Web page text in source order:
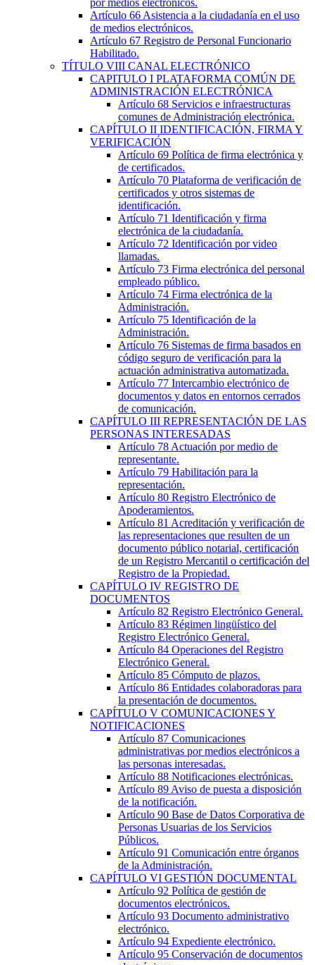
Artículo 66 Asistencia a la ciudadanía en el uso
de medios electrónicos.
Artículo 67 Registro de Personal Funcionario
Habilitado.
TÍTULO VIII CANAL ELECTRÓNICO
CAPITULO I PLATAFORMA COMÚN DE
ADMINISTRACIÓN ELECTRÓNICA
Artículo 68 Servicios e infraestructuras
comunes de Administración electrónica.
CAPÍTULO II IDENTIFICACIÓN, FIRMA Y
VERIFICACIÓN
Artículo 69 Política de firma electrónica y
de certificados.
Artículo 70 Plataforma de verificación de
certificados y otros sistemas de
identificación.
Artículo 71 Identificación y firma
electrónica de la ciudadanía.
Artículo 72 Identificación por video
llamadas.
Artículo 73 Firma electrónica del personal
empleado público.
Artículo 74 Firma electrónica de la
Administración.
Artículo 75 Identificación de la
Administración.
Artículo 76 Sistemas de firma basados en
código seguro de verificación para la
actuación administrativa automatizada.
Artículo 77 Intercambio electrónico de
documentos y datos en entornos cerrados
de comunicación.
CAPÍTULO III REPRESENTACIÓN DE LAS
PERSONAS INTERESADAS
Artículo 78 Actuación por medio de
representante.
Artículo 79 Habilitación para la
representación.
Artículo 80 Registro Electrónico de
Apoderamientos.
Artículo 81 Acreditación y verificación de
las representaciones que resulten de un
documento público notarial, certificación
de un Registro Mercantil o certificación del
Registro de la Propiedad.
CAPÍTULO IV REGISTRO DE
DOCUMENTOS
Artículo 82 Registro Electrónico General.
Artículo 83 Régimen lingüístico del
Registro Electrónico General.
Artículo 84 Operaciones del Registro
Electrónico General.
Artículo 85 Cómputo de plazos.
Artículo 86 Entidades colaboradoras para
la presentación de documentos.
CAPÍTULO V COMUNICACIONES Y
NOTIFICACIONES
Artículo 87 Comunicaciones
administrativas por medios electrónicos a
las personas interesadas.
Artículo 88 Notificaciones electrónicas.
Artículo 89 Aviso de puesta a disposición
de la notificación.
Artículo 90 Base de Datos Corporativa de
Personas Usuarias de los Servicios
Públicos.
Artículo 91 Comunicación entre órganos
de la Administración.
CAPÍTULO VI GESTIÓN DOCUMENTAL
Artículo 92 Política de gestión de
documentos electrónicos.
Artículo 93 Documento administrativo
electrónico.
Artículo 94 Expediente electrónico.
Artículo 95 Conservación de documentos